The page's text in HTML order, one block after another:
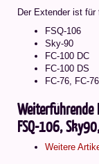
Der Extender ist für
FSQ-106
Sky-90
FC-100 DC
FC-100 DS
FC-76, FC-
FSQ-106,
Weitere